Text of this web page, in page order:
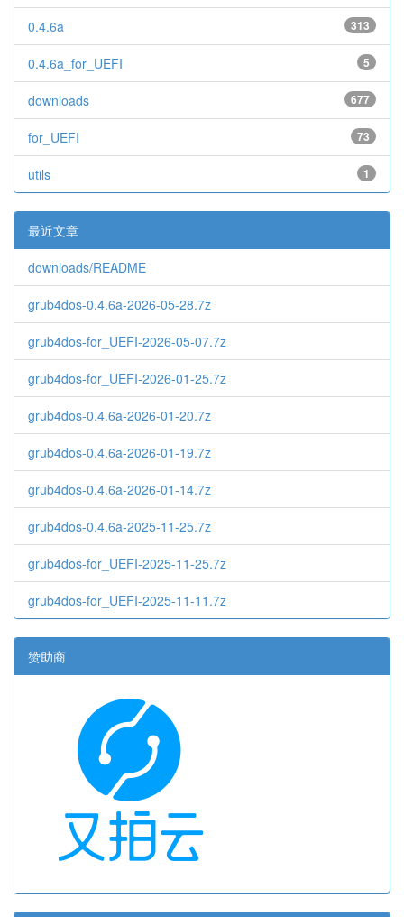
313
0.4.6a
5
0.4.6a_for_UEFI
677
downloads
73
for_UEFI
1
utils
最近文章
downloads/README
grub4dos-0.4.6a-2026-05-28.7z
grub4dos-for_UEFI-2026-05-07.7z
grub4dos-for_UEFI-2026-01-25.7z
grub4dos-0.4.6a-2026-01-20.7z
grub4dos-0.4.6a-2026-01-19.7z
grub4dos-0.4.6a-2026-01-14.7z
grub4dos-0.4.6a-2025-11-25.7z
grub4dos-for_UEFI-2025-11-25.7z
grub4dos-for_UEFI-2025-11-11.7z
赞助商